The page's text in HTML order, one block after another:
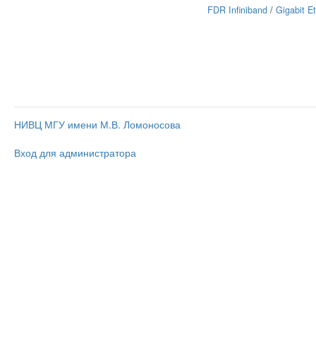
FDR Infiniband / Gigabit
НИВЦ МГУ имени М.В. Ломоносова
Вход для администратора